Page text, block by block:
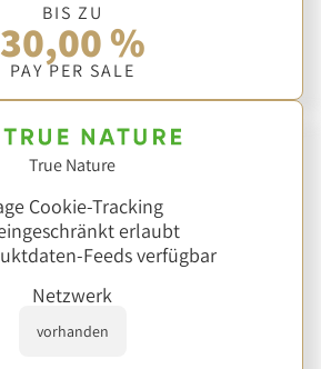
BIS ZU
30,00 %
PAY PER SALE
True Nature
Cookie-Tracking
erlaubt
Feeds verfügbar
Netzwerk
vorhanden